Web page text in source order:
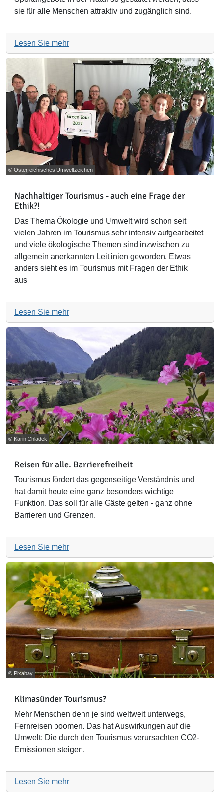
sie für alle Menschen attraktiv und zugänglich sind.
Lesen Sie mehr
© Österreichisches Umweltzeichen
Nachhaltiger Tourismus - auch eine Frage der
Ethik?!
Das Thema Ökologie und Umwelt wird schon seit
vielen Jahren im Tourismus sehr intensiv aufgearbeitet
und viele ökologische Themen sind inzwischen zu
allgemein anerkannten Leitlinien geworden. Etwas
anders sieht es im Tourismus mit Fragen der Ethik
aus.
Lesen Sie mehr
© Karin Chladek
Reisen für alle: Barrierefreiheit
Tourismus fördert das gegenseitige Verständnis und
hat damit heute eine ganz besonders wichtige
Funktion. Das soll für alle Gäste gelten - ganz ohne
Barrieren und Grenzen.
Lesen Sie mehr
© Pixabay
Klimasünder Tourismus?
Mehr Menschen denn je sind weltweit unterwegs,
Fernreisen boomen. Das hat Auswirkungen auf die
Umwelt: Die durch den Tourismus verursachten CO2-
Emissionen steigen.
Lesen Sie mehr